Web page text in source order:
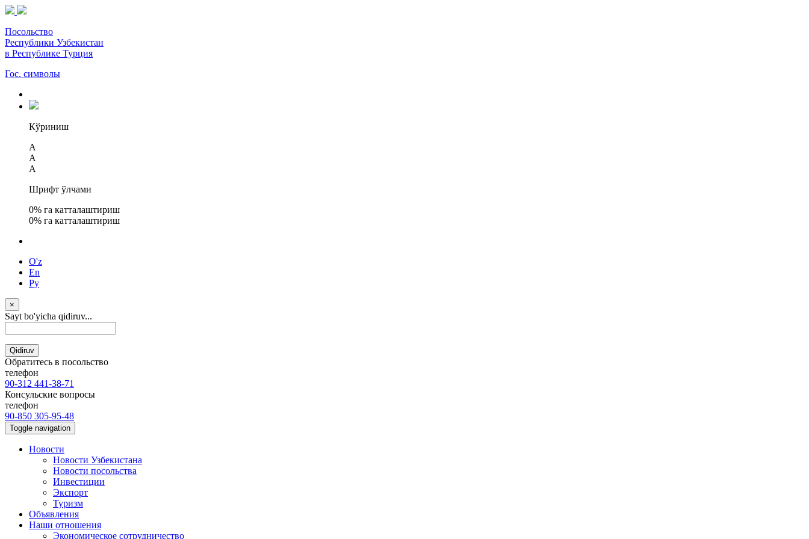
Посольство
Республики Узбекистан
в Республике Турция
Гос. символы
Кўриниш
A
A
A
Шрифт ўлчами
0% га катталаштириш
0% га катталаштириш
O'z
En
Ру
×
Sayt bo'yicha qidiruv...
Qidiruv
Обратитесь в посольство
телефон
90-312 441-38-71
Консульские вопросы
телефон
90-850 305-95-48
Toggle navigation
Новости
Новости Узбекистана
Новости посольства
Инвестиции
Экспорт
Туризм
Объявления
Наши отношения
Экономическое сотрудничество